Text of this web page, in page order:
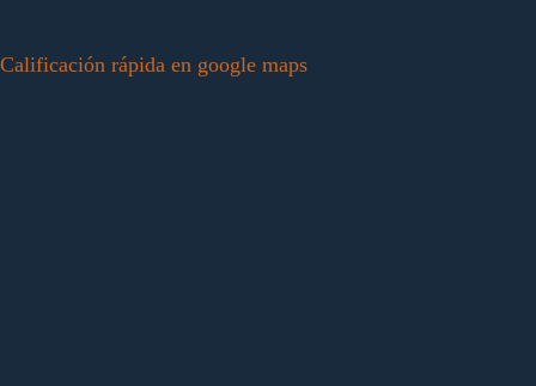
Calificación rápida en google maps